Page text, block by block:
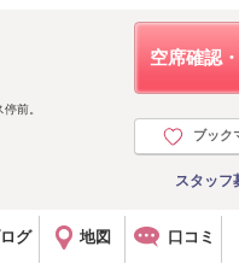
空席確認
ブック
スタッフ
前。
グ 地図 口コミ